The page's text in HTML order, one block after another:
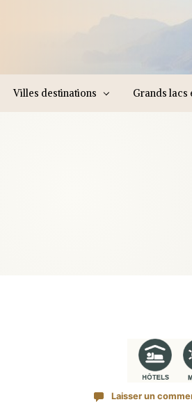
Villes destinations Grands lacs
Laisser un